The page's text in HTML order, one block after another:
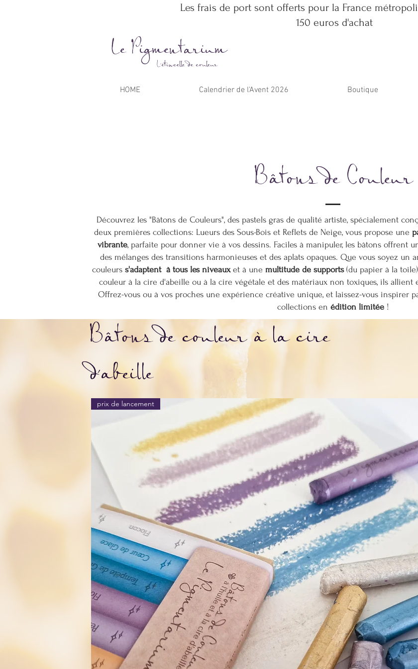
Les frais de port sont offerts pour la France
150 euros d'achat
Le Pigmentarium
L'étincelle de couleur
HOME Calendrier de l'Avent 2026 Boutique
Bâtons de Couleur
Découvrez les "Bâtons de Couleurs", des pastels gras de qualité artiste, spécialement
deux premières collections: Lueurs des Sous-Bois et Reflets de Neige, vous propose une
vibrante, parfaite pour donner vie à vos dessins. Faciles à manipuler, les bâtons offrent
des mélanges des transitions harmonieuses et des aplats opaques. Que vous soyez un
couleurs s'adaptent à tous les niveauxet à une multitude de supports(du papier à la
couleur à la cire d'abeille ou à la cire végétale et des matériaux non toxiques, ils
Offrez-vous ou à vos proches une expérience créative unique, et laissez-vous inspirer
collections en édition limitée !
Bâtons de couleur à la cire
d'abeille
prix de lancement